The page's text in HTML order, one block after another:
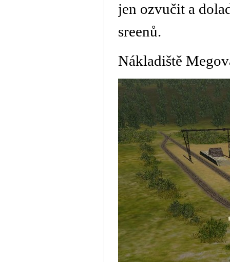
jen ozvučit a
sreenů.
Nákladiště